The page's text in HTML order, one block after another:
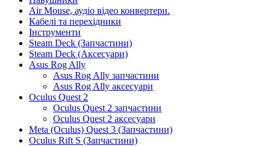
Air Mouse, аудіо відео конвертери.
Кабелі та перехідники
Інструменти
Steam Deck (Запчастини)
Steam Deck (Аксесуари)
Asus Rog Ally
Asus Rog Ally запчастини
Asus Rog Ally аксесуари
Oculus Quest 2
Oculus Quest 2 запчастини
Oculus Quest 2 аксесуари
Meta (Oculus) Quest 3 (Запчастини)
Oculus Rift S (Запчастини)